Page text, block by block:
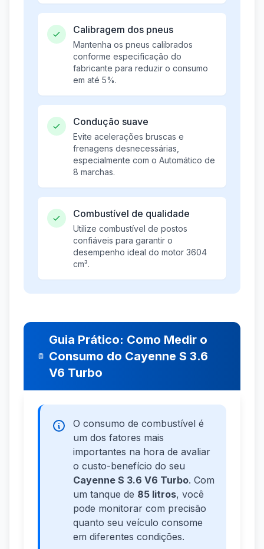
Calibragem dos pneus
Mantenha os pneus calibrados
conforme especificação do
fabricante para reduzir o consumo
em até 5%.
Condução suave
Evite acelerações bruscas e
frenagens desnecessárias,
especialmente com o Automático de
8 marchas.
Combustível de qualidade
Utilize combustível de postos
confiáveis para garantir o
desempenho ideal do motor 3604
cm³.
Guia Prático: Como Medir o
Consumo do Cayenne S 3.6
V6 Turbo
O consumo de combustível é
um dos fatores mais
importantes na hora de avaliar
o custo-benefício do seu
Cayenne S 3.6 V6 Turbo. Com
um tanque de 85 litros, você
pode monitorar com precisão
quanto seu veículo consome
em diferentes condições.